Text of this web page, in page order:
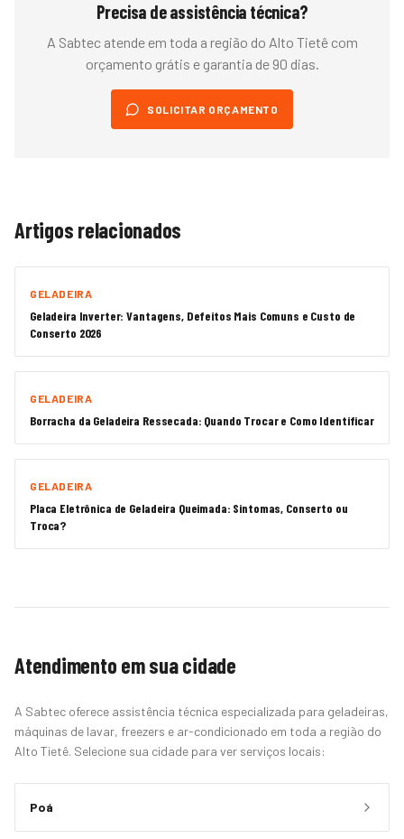
Precisa de assistência técnica?
A Sabtec atende em toda a região do Alto Tietêcom
orçamento grátis e garantia de 90 dias.
SOLICITAR ORÇAMENTO
Artigos relacionados
GELADEIRA
Geladeira Inverter: Vantagens, Defeitos Mais Comuns e Custo de
Conserto 2026
GELADEIRA
Borracha da Geladeira Ressecada: Quando Trocar e Como Identificar
GELADEIRA
Placa Eletrônica de Geladeira Queimada: Sintomas, Conserto ou
Troca?
Atendimento em sua cidade
A Sabtec oferece assistência técnica especializada para geladeiras,
máquinas de lavar, freezers e ar-condicionado em toda a região do
Alto Tietê. Selecione sua cidade para ver serviços locais:
Poá